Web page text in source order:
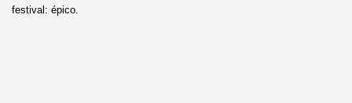
festival: épico.